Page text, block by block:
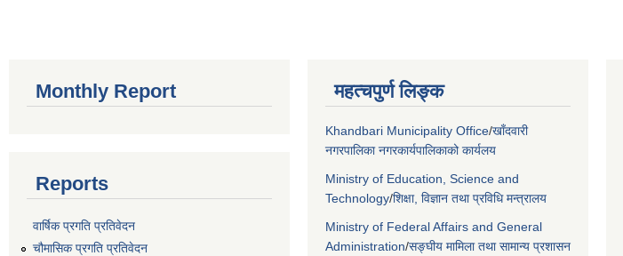
Monthly Report
Reports
वार्षिक प्रगति प्रतिवेदन
चौमासिक प्रगति प्रतिवेदन
महत्चपुर्ण लिङ्क
Khandbari Municipality Office/खाँदवारी
नगरपालिका नगरकार्यपालिकाको कार्यलय
Ministry of Education, Science and
Technology/शिक्षा, विज्ञान तथा प्रविधि मन्त्रालय
Ministry of Federal Affairs and General
Administration/सङ्घीय मामिला तथा सामान्य प्रशासन